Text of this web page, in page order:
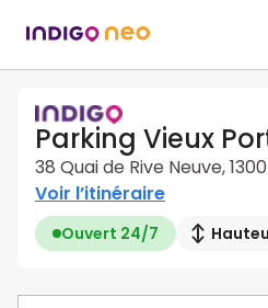
Parking Vieux
38 Quai de Rive Neuve,
Voir l’itinéraire
Ouvert 24/7